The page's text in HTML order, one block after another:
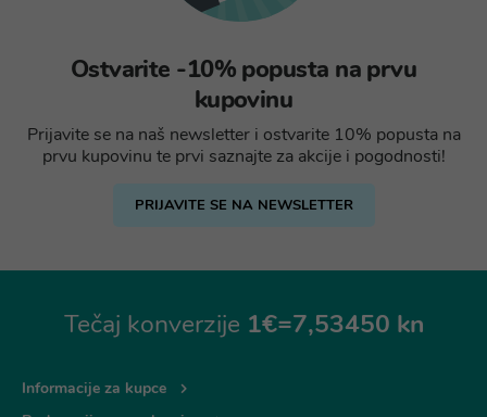
Ostvarite -10% popusta na prvu
kupovinu
Prijavite se na naš newsletter i ostvarite 10% popusta na
prvu kupovinu te prvi saznajte za akcije i pogodnosti!
PRIJAVITE SE NA NEWSLETTER
Tečaj konverzije 1€=7,53450 kn
Informacije za kupce